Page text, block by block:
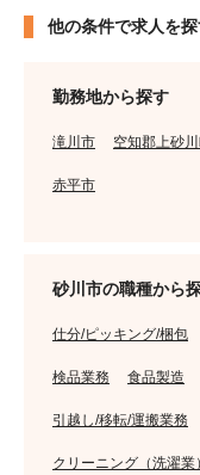
他の条件で求人を
勤務地から探す
滝川市 空知郡上砂
赤平市
砂川市の職種から
仕分/ピッキング/梱包
検品業務 食品製造
引越し/移転/運搬業務
クリーニング（洗濯業）